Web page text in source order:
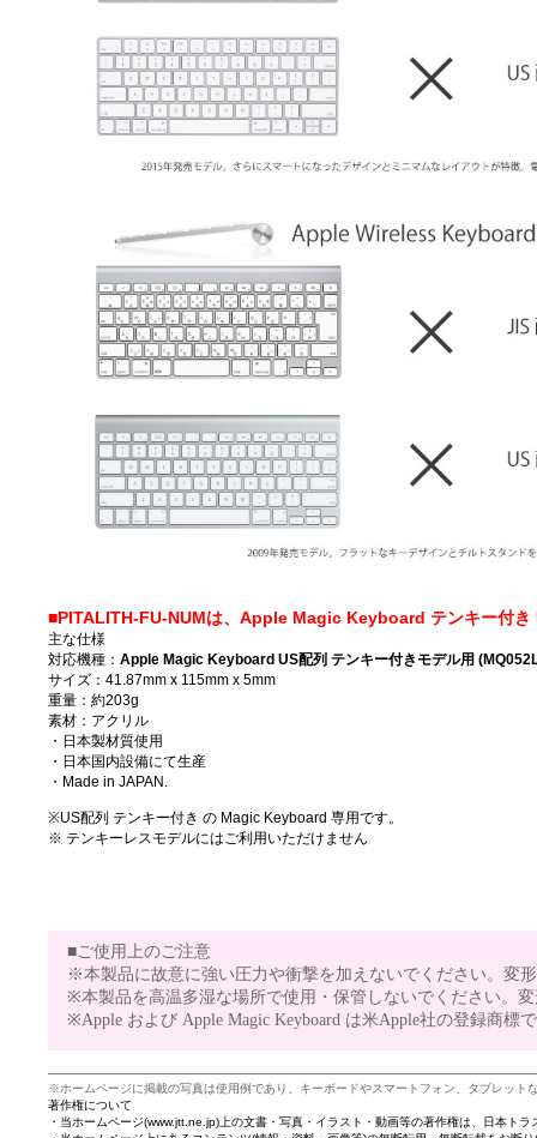
■PITALITH-FU-NUMは、Apple Magic Keyboard テンキー付き
主な仕様
対応機種： Apple Magic Keyboard US配列 テンキー付きモデル用
サイズ：41.87mm x 115mm x 5mm
重量：約203g
素材：アクリル
・日本製材質使用
・日本国内設備にて生産
・Made in JAPAN.
※US配列 テンキー付き の Magic Keyboard 専用です。
※ テンキーレスモデルにはご利用いただけません
■ご使用上のご注意
※本製品に故意に強い圧力や衝撃を加えないでください。変
※本製品を高温多湿な場所で使用・保管しないでください。
※Apple および Apple Magic Keyboard は米Apple社の登録商標
※ホームページに掲載の写真は使用例であり、キーボードやスマートフォン、タブレット
著作権について
・当ホームページ(www.jtt.ne.jp)上の文書・写真・イラスト・動画等の著作権は、日本ト